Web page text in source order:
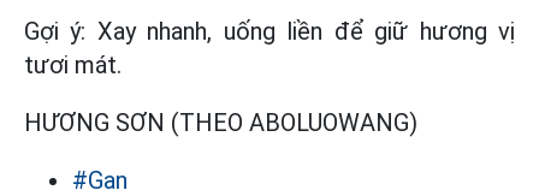
Gợi ý: Xay nhanh, uống liền để giữ hương vị
tươi mát.
HƯƠNG SƠN (THEO ABOLUOWANG)
#Gan